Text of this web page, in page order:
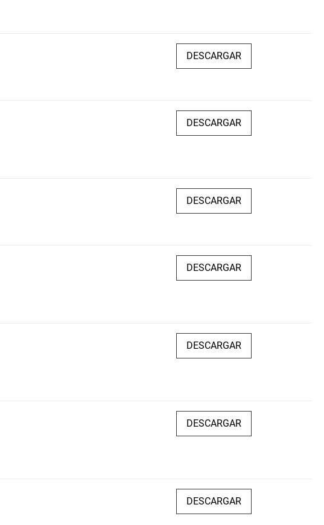
DESCARGAR
DESCARGAR
DESCARGAR
DESCARGAR
DESCARGAR
DESCARGAR
DESCARGAR